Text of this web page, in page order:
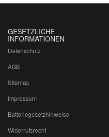
GESETZLICHE
INFORMATIONEN
Datenschutz
AGB
Sitemap
Impressum
Batteriegesetzhinweise
Widerrufsrecht